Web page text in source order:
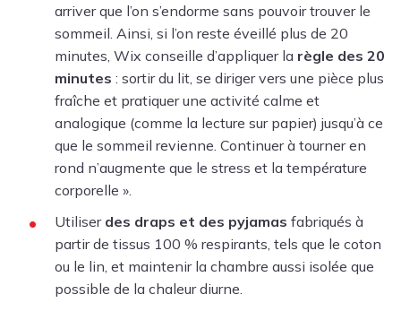
arriver que l’on s’endorme sans pouvoir trouver le
sommeil. Ainsi, si l’on reste éveillé plus de 20
minutes, Wix conseille d’appliquer la règle des 20
minutes : sortir du lit, se diriger vers une pièce plus
fraîche et pratiquer une activité calme et
analogique (comme la lecture sur papier) jusqu’à ce
que le sommeil revienne. Continuer à tourner en
rond n’augmente que le stress et la température
corporelle ».
Utiliser des draps et des pyjamas fabriqués à
partir de tissus 100 % respirants, tels que le coton
ou le lin, et maintenir la chambre aussi isolée que
possible de la chaleur diurne.